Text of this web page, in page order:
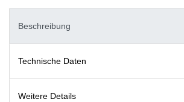
Beschreibung
Technische Daten
Weitere Details